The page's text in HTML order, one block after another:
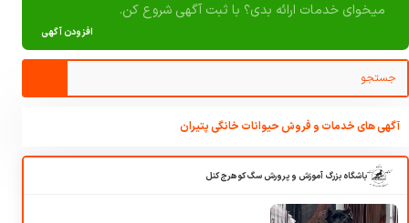
افزودن آگهی
میخوای خدمات ارائه بدی؟ با ثبت آگهی شروع کن.
آگهی های خدمات و فروش حیوانات خانگی پتیران
باشگاه بزرگ آموزش و پرورش سگ کوهرج کنل